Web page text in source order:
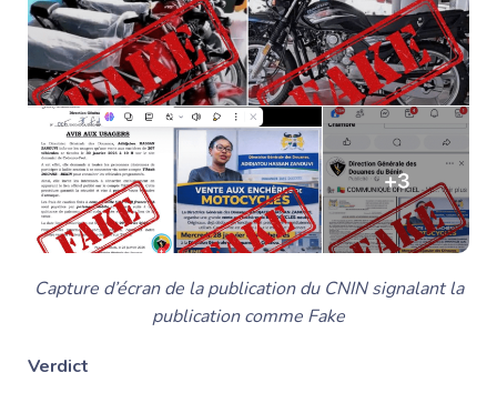
Capture d’écran de la publication du CNIN signalant la
publication comme Fake
Verdict